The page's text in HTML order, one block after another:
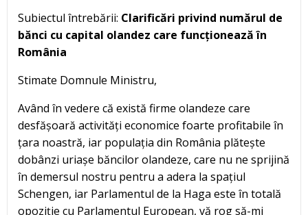
Subiectul întrebării: Clarificări privind numărul de
bănci cu capital olandez care funcționează în
România
Stimate Domnule Ministru,
Având în vedere că există firme olandeze care
desfășoară activități economice foarte profitabile în
țara noastră, iar populația din România plătește
dobânzi uriașe băncilor olandeze, care nu ne sprijină
în demersul nostru pentru a adera la spațiul
Schengen, iar Parlamentul de la Haga este în totală
opoziție cu Parlamentul European, vă rog să-mi